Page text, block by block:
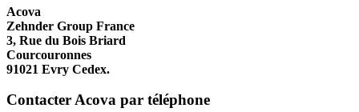
Acova
Zehnder Group France
3, Rue du Bois Briard
Courcouronnes
91021 Evry Cedex.
Contacter Acova par téléphone